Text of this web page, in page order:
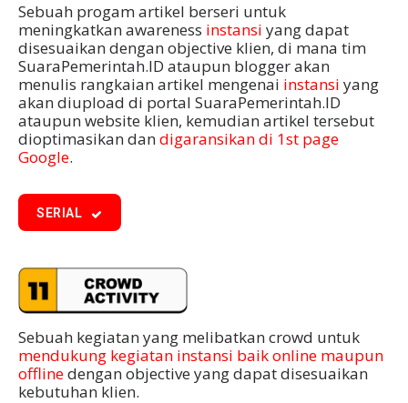
Sebuah progam artikel berseri untuk
meningkatkan awareness instansi yang dapat
disesuaikan dengan objective klien, di mana tim
SuaraPemerintah.ID ataupun blogger akan
menulis rangkaian artikel mengenai instansi yang
akan diupload di portal SuaraPemerintah.ID
ataupun website klien, kemudian artikel tersebut
dioptimasikan dandigaransikan di 1st page
Google.
SERIAL
Sebuah kegiatan yang melibatkan crowd untuk
mendukung kegiatan instansi baik online maupun
offlinedengan objective yang dapat disesuaikan
kebutuhan klien.